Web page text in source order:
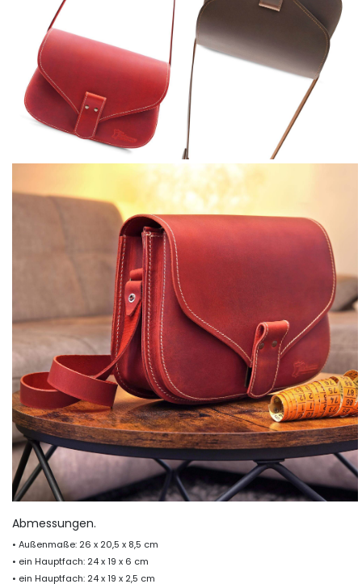
Abmessungen.
• Außenmaße: 26 x 20,5 x 8,5 cm
• ein Hauptfach: 24 x 19 x 6 cm
• ein Hauptfach: 24 x 19 x 2,5 cm